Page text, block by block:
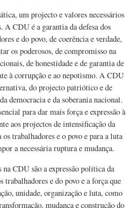
um projecto e valores necessários
A CDU é a garantia da defesa dos
e do povo, de coerência e verdade,
os poderosos, de compromisso na
de honestidade e de garantia de
à corrupção e ao nepotismo. A CDU
do projecto patriótico e de
democracia e da soberania nacional.
para dar mais força e expressão à
aos projectos de intensificação da
trabalhadores e o povo e para a luta
a necessária ruptura e mudança.
na CDU são a expressão política da
trabalhadores e do povo e a força que
unidade, organização e luta, como
mudança e construção do